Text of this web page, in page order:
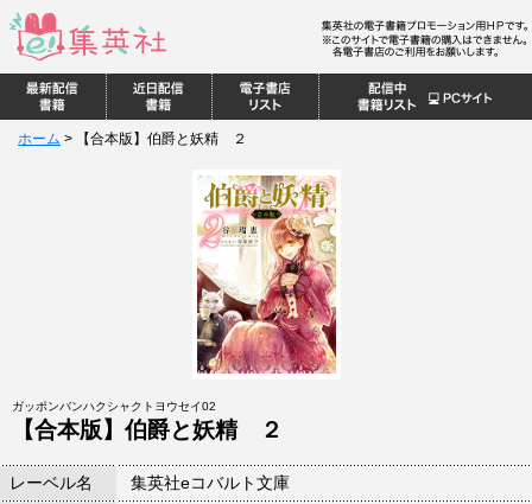
ホーム > 【合本版】伯爵と妖精 ２
ガッポンバンハクシャクトヨウセイ02
【合本版】伯爵と妖精 ２
レーベル名
集英社eコバルト文庫